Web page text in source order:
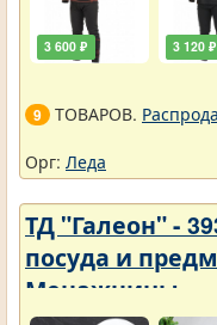
3 600 ₽ 3 120 ₽
9 ТОВАРОВ.
Орг: Леда
ТД "Галеон" -
посуда и
Менажницы